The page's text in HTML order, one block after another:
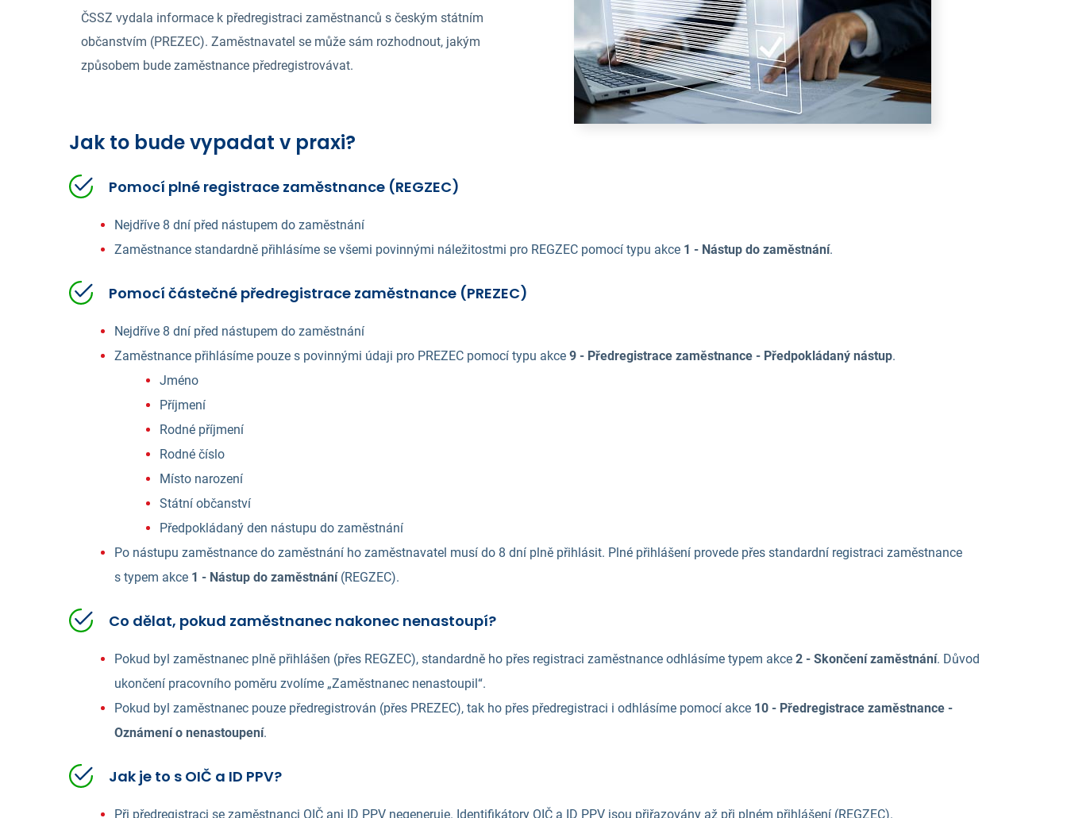
ČSSZ vydala informace k předregistraci zaměstnanců s českým státním
občanstvím (PREZEC). Zaměstnavatel se může sám rozhodnout, jakým
způsobem bude zaměstnance předregistrovávat.
Jak to bude vypadat v praxi?
Pomocí plné registrace zaměstnance (REGZEC)
Nejdříve 8 dní před nástupem do zaměstnání
Zaměstnance standardně přihlásíme se všemi povinnými náležitostmi pro REGZEC pomocí typu akce 1 - Nástup do zaměstnání.
Pomocí částečné předregistrace zaměstnance (PREZEC)
Nejdříve 8 dní před nástupem do zaměstnání
Zaměstnance přihlásíme pouze s povinnými údaji pro PREZEC pomocí typu akce 9 - Předregistrace zaměstnance - Předpokládaný nástup.
Jméno
Příjmení
Rodné příjmení
Rodné číslo
Místo narození
Státní občanství
Předpokládaný den nástupu do zaměstnání
Po nástupu zaměstnance do zaměstnání ho zaměstnavatel musí do 8 dní plně přihlásit. Plné přihlášení provede přes standardní registraci zaměstnance
s typem akce 1 - Nástup do zaměstnání(REGZEC).
Co dělat, pokud zaměstnanec nakonec nenastoupí?
Pokud byl zaměstnanec plně přihlášen (přes REGZEC), standardně ho přes registraci zaměstnance odhlásíme typem akce 2 - Skončení zaměstnání. Důvod
ukončení pracovního poměru zvolíme „Zaměstnanec nenastoupil“.
Pokud byl zaměstnanec pouze předregistrován (přes PREZEC), tak ho přes předregistraci i odhlásíme pomocí akce 10 - Předregistrace zaměstnance -
Oznámení o nenastoupení.
Jak je to s OIČ a ID PPV?
Při předregistraci se zaměstnanci OIČ ani ID PPV negeneruje. Identifikátory OIČ a ID PPV jsou přiřazovány až při plném přihlášení (REGZEC).